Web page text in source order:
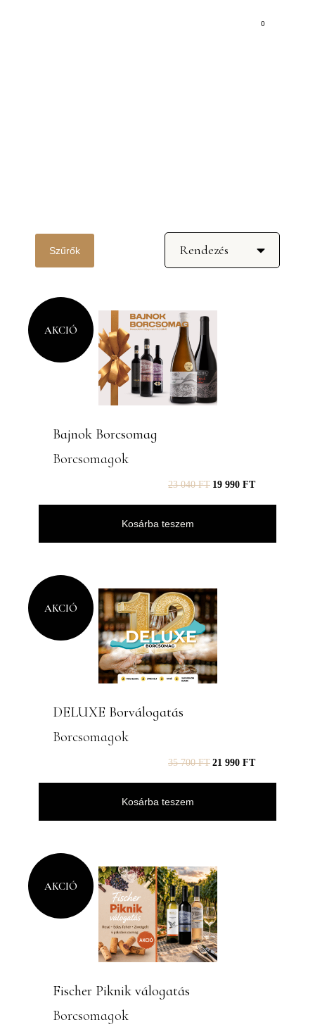
0
Szűrők
Bajnok Borcsomag
Borcsomagok
23 040FT 19 990 FT
Kosárba teszem
AKCIÓ
DELUXE Borválogatás
Borcsomagok
35 700FT21 990 FT
Kosárba teszem
AKCIÓ
Fischer Piknik válogatás
Borcsomagok
AKCIÓ